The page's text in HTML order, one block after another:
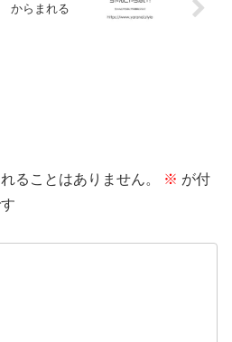
からまれる
ることはありません。 ※ が付